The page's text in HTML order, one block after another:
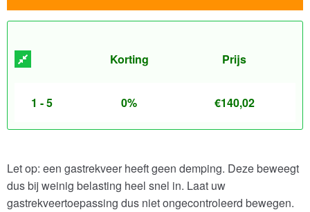
Korting Prijs
1 - 5 0% €140,02
Let op: een gastrekveer heeft geen demping. Deze beweegt
dus bij weinig belasting heel snel in. Laat uw
gastrekveertoepassing dus niet ongecontroleerd bewegen.